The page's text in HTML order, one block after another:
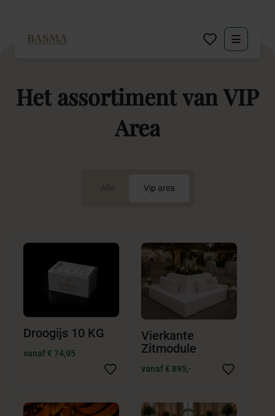
Zakelijk
Decoratie huren
Contact
Het assortimentvanVIP
Area
Alle Vip area
Droogijs 10 KG
vanaf € 74,95
Vierkante
Zitmodule
vanaf € 895,-